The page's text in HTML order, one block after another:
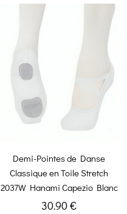
Demi-Pointes de Danse
Classique en Toile Stretch
2037W Hanami Capezio Blanc
30.90 €